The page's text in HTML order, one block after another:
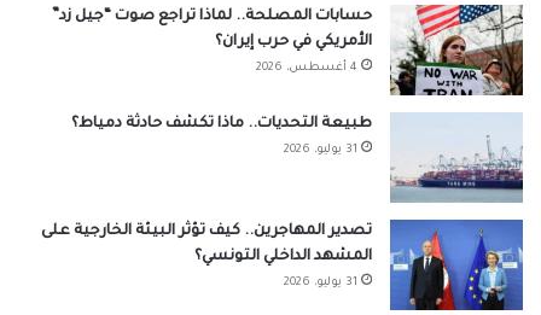
حسابات المصلحة.. لماذا تراجع صوت “جيل زد”
الأمريكي في حرب إيران؟
4 أغسطس، 2026
طبيعة التحديات.. ماذا تكشف حادثة دمياط؟
31 يوليو، 2026
تصدير المهاجرين.. كيف تؤثر البيئة الخارجية على
المشهد الداخلي التونسي؟
31 يوليو، 2026